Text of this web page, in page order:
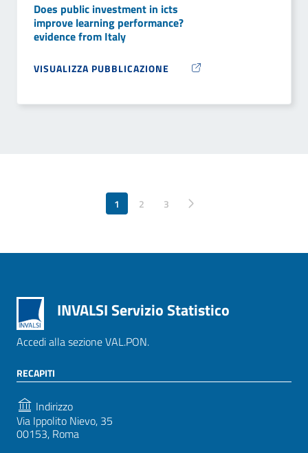
Does public investment in icts
improve learning performance?
evidence from Italy
VISUALIZZA PUBBLICAZIONE
1 2 3
Pagina successiva
INVALSI Servizio Statistico
Accedi alla sezione VAL.PON.
RECAPITI
Indirizzo
Via Ippolito Nievo, 35
00153, Roma